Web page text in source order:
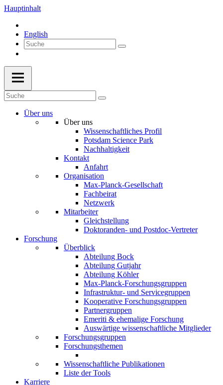
Hauptinhalt
English
Über uns
Über uns
Wissenschaftliches Profil
Potsdam Science Park
Nachhaltigkeit
Kontakt
Anfahrt
Organisation
Max-Planck-Gesellschaft
Fachbeirat
Netzwerk
Mitarbeiter
Gleichstellung
Doktoranden- und Postdoc-Vertreter
Forschung
Überblick
Abteilung Bock
Abteilung Gutjahr
Abteilung Köhler
Max-Planck-Forschungsgruppen
Infrastruktur- und Servicegruppen
Kooperative Forschungsgruppen
Partnergruppen
Emeriti & ehemalige Forschung
Auswärtige wissenschaftliche Mitglieder
Forschungsgruppen
Forschungsthemen
Wissenschaftliche Publikationen
Liste der Tools
Karriere